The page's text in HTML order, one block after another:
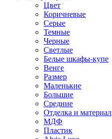
Цвет
Коричневые
Серые
Темные
Черные
Светлые
Белые шкафы-купе
Венге
Размер
Маленькие
Большие
Средние
Отделка и материал
МДФ
Пластик